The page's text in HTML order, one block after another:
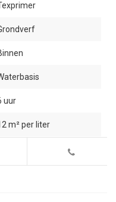
uur
m² per liter